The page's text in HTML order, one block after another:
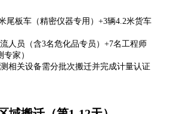
尾板车（精密仪器专用）+3辆4.2米货车
人员（含3名危化品专员）+7名工程师
专家）
相关设备需分批次搬迁并完成计量认证